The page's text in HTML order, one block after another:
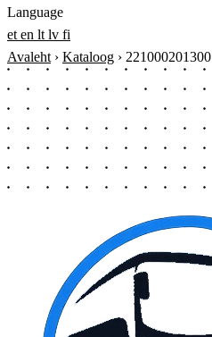
Language
et en lt lv fi
Avaleht › Kataloog › 221000201300